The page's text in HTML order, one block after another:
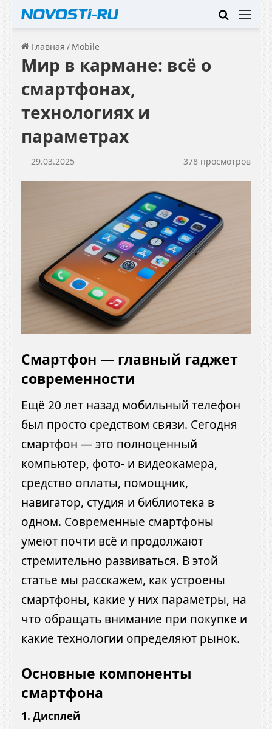
Искать
Главная / Mobile
Мир в кармане: всё о
смартфонах,
технологиях и
параметрах
29.03.2025 378 просмотров
Смартфон — главный гаджет
современности
Ещё 20 лет назад мобильный телефон
был просто средством связи. Сегодня
смартфон — это полноценный
компьютер, фото- и видеокамера,
средство оплаты, помощник,
навигатор, студия и библиотека в
одном. Современные смартфоны
умеют почти всё и продолжают
стремительно развиваться. В этой
статье мы расскажем, как устроены
смартфоны, какие у них параметры, на
что обращать внимание при покупке и
какие технологии определяют рынок.
Основные компоненты
смартфона
1. Дисплей